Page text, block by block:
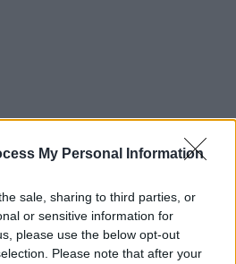
My Personal Information
sale, sharing to third parties, or
or sensitive information for
please use the below opt-out
Please note that after your